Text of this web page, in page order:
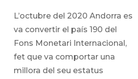
L’octubre del 2020 Andorra es
va convertir el país 190 del
Fons Monetari Internacional,
fet que va comportar una
millora del seu estatus